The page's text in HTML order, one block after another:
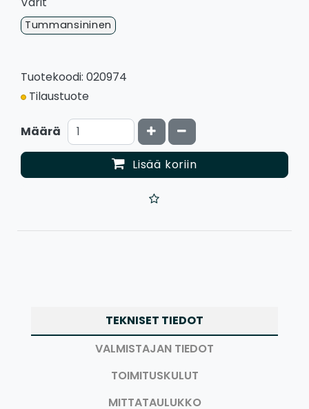
Tummansininen
Tuotekoodi: 020974
Tilaustuote
Määrä Kasvata määrää
Vähennä määrää
Lisää koriin
TEKNISET TIEDOT
VALMISTAJAN TIEDOT
TOIMITUSKULUT
MITTATAULUKKO